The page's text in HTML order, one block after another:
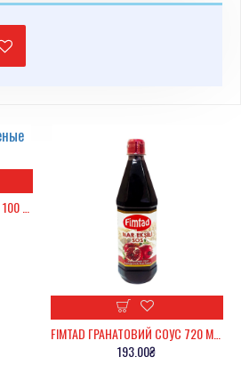
FIMTAD МАСЛИНЫ ВЯЛЕНЫЕ 100 ГР.
FIMTAD ГРАНАТОВИЙ СОУС 720 МЛ.
193.00₴